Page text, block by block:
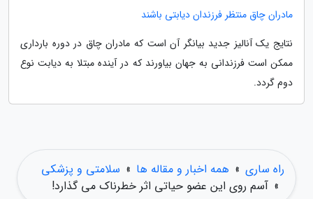
مادران چاق منتظر فرزندان دیابتی باشند
نتایج یک آنالیز جدید بیانگر آن است که مادران چاق در دوره بارداری
ممکن است فرزندانی به جهان بیاورند که در آینده مبتلا به دیابت نوع
دوم گردد.
راه ساری » همه اخبار و مقاله ها » سلامتی و پزشکی
» آسم روی این عضو حیاتی اثر خطرناک می گذارد!